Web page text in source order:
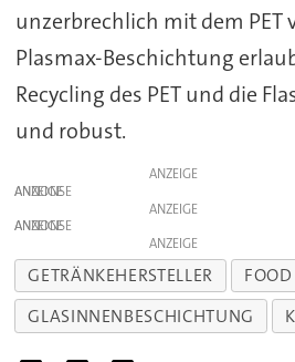
unzerbrechlich mit dem PET
Plasmax-Beschichtung
Recycling des PET und die
und robust.
ANZEIGE
ANZEIGE
ANZEIGE
ANZEIGE
ANZEIGE
GETRÄNKEHERSTELLER FOOD
GLASINNENBESCHICHTUNG